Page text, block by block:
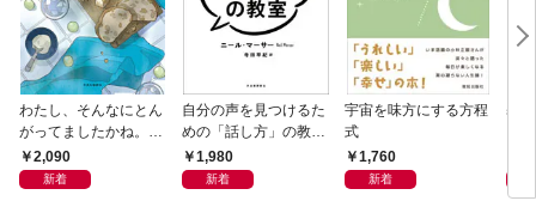
わたし、そんなにとん
がってましたかね。
獅子座、Ａ型、丙午は
めぐる
2,090
新着
自分の声を見つけるた
めの「話し方」の教
室 Ｏｒａｃｙ（オラ
シー）
1,980
新着
宇宙を味方にする方程
式
1,760
新着
基